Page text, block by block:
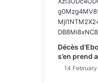
Décès
s’en prend
14